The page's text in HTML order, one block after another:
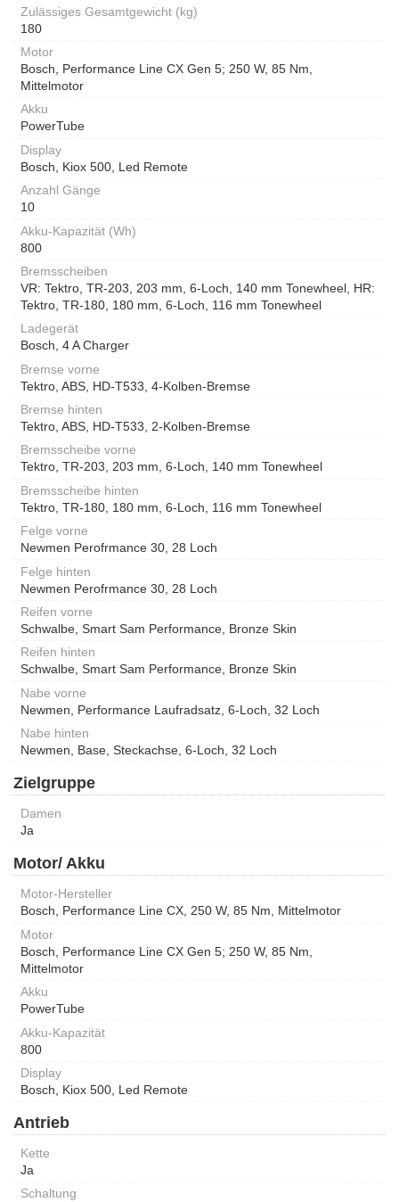
Zulässiges Gesamtgewicht (kg)
180
Motor
Bosch, Performance Line CX Gen 5; 250 W, 85 Nm,
Mittelmotor
Akku
PowerTube
Display
Bosch, Kiox 500, Led Remote
Anzahl Gänge
10
Akku-Kapazität (Wh)
800
Bremsscheiben
VR: Tektro, TR-203, 203 mm, 6-Loch, 140 mm Tonewheel, HR:
Tektro, TR-180, 180 mm, 6-Loch, 116 mm Tonewheel
Ladegerät
Bosch, 4 A Charger
Bremse vorne
Tektro, ABS, HD-T533, 4-Kolben-Bremse
Bremse hinten
Tektro, ABS, HD-T533, 2-Kolben-Bremse
Bremsscheibe vorne
Tektro, TR-203, 203 mm, 6-Loch, 140 mm Tonewheel
Bremsscheibe hinten
Tektro, TR-180, 180 mm, 6-Loch, 116 mm Tonewheel
Felge vorne
Newmen Perofrmance 30, 28 Loch
Felge hinten
Newmen Perofrmance 30, 28 Loch
Reifen vorne
Schwalbe, Smart Sam Performance, Bronze Skin
Reifen hinten
Schwalbe, Smart Sam Performance, Bronze Skin
Nabe vorne
Newmen, Performance Laufradsatz, 6-Loch, 32 Loch
Nabe hinten
Newmen, Base, Steckachse, 6-Loch, 32 Loch
Zielgruppe
Damen
Ja
Motor/ Akku
Motor-Hersteller
Bosch, Performance Line CX, 250 W, 85 Nm, Mittelmotor
Motor
Bosch, Performance Line CX Gen 5; 250 W, 85 Nm,
Mittelmotor
Akku
PowerTube
Akku-Kapazität
800
Display
Bosch, Kiox 500, Led Remote
Antrieb
Kette
Ja
Schaltung